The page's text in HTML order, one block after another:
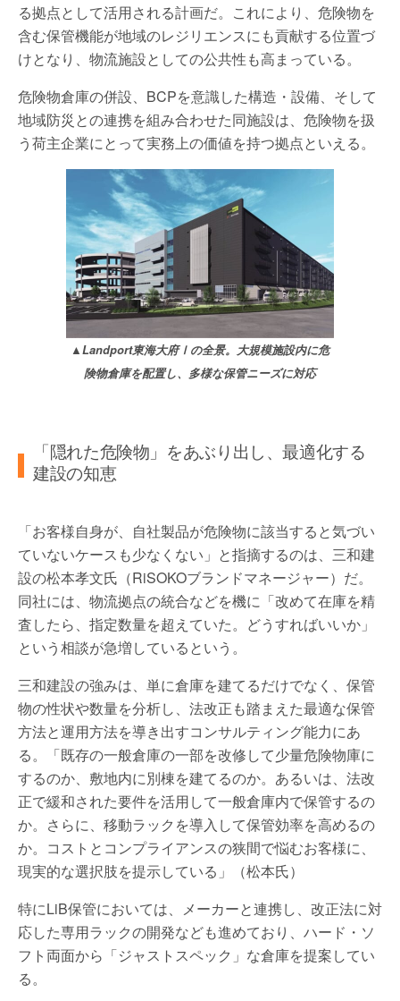
る拠点として活用される計画だ。これにより、危険物を
含む保管機能が地域のレジリエンスにも貢献する位置づ
けとなり、物流施設としての公共性も高まっている。
危険物倉庫の併設、BCPを意識した構造・設備、そして
地域防災との連携を組み合わせた同施設は、危険物を扱
う荷主企業にとって実務上の価値を持つ拠点といえる。
▲Landport東海大府Ⅰの全景。大規模施設内に危
険物倉庫を配置し、多様な保管ニーズに対応
「隠れた危険物」をあぶり出し、最適化する
建設の知恵
「お客様自身が、自社製品が危険物に該当すると気づい
ていないケースも少なくない」と指摘するのは、三和建
設の松本孝文氏（RiSOKOブランドマネージャー）だ。
同社には、物流拠点の統合などを機に「改めて在庫を精
査したら、指定数量を超えていた。どうすればいいか」
という相談が急増しているという。
三和建設の強みは、単に倉庫を建てるだけでなく、保管
物の性状や数量を分析し、法改正も踏まえた最適な保管
方法と運用方法を導き出すコンサルティング能力にあ
る。「既存の一般倉庫の一部を改修して少量危険物庫に
するのか、敷地内に別棟を建てるのか。あるいは、法改
正で緩和された要件を活用して一般倉庫内で保管するの
か。さらに、移動ラックを導入して保管効率を高めるの
か。コストとコンプライアンスの狭間で悩むお客様に、
現実的な選択肢を提示している」（松本氏）
特にLiB保管においては、メーカーと連携し、改正法に対
応した専用ラックの開発なども進めており、ハード・ソ
フト両面から「ジャストスペック」な倉庫を提案してい
る。